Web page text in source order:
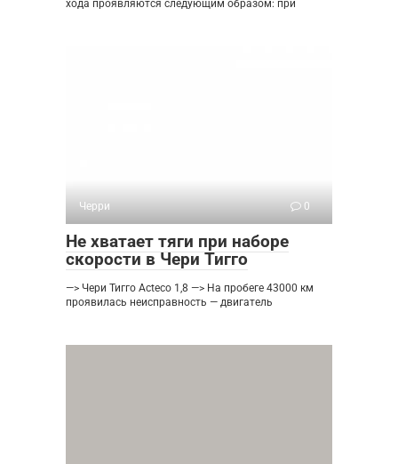
хода проявляются следующим образом: при
Черри 0
Не хватает тяги при наборе
скорости в Чери Тигго
—> Чери Тигго Acteco 1,8 —> На пробеге 43000 км
проявилась неисправность — двигатель